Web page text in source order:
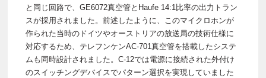
と同じ回路で、GE6072真空管とHaufe 14:1比率の出力トラン
スが採用されました。前述したように、このマイクロホンが
作られた当時のドイツやオーストリアの放送局の技術仕様に
対応するため、テレフンケンAC-701真空管を搭載したシステ
ムも同時設計されました。C-12では電源に接続された外付け
のスイッチングデバイスでパターン選択を実現していました